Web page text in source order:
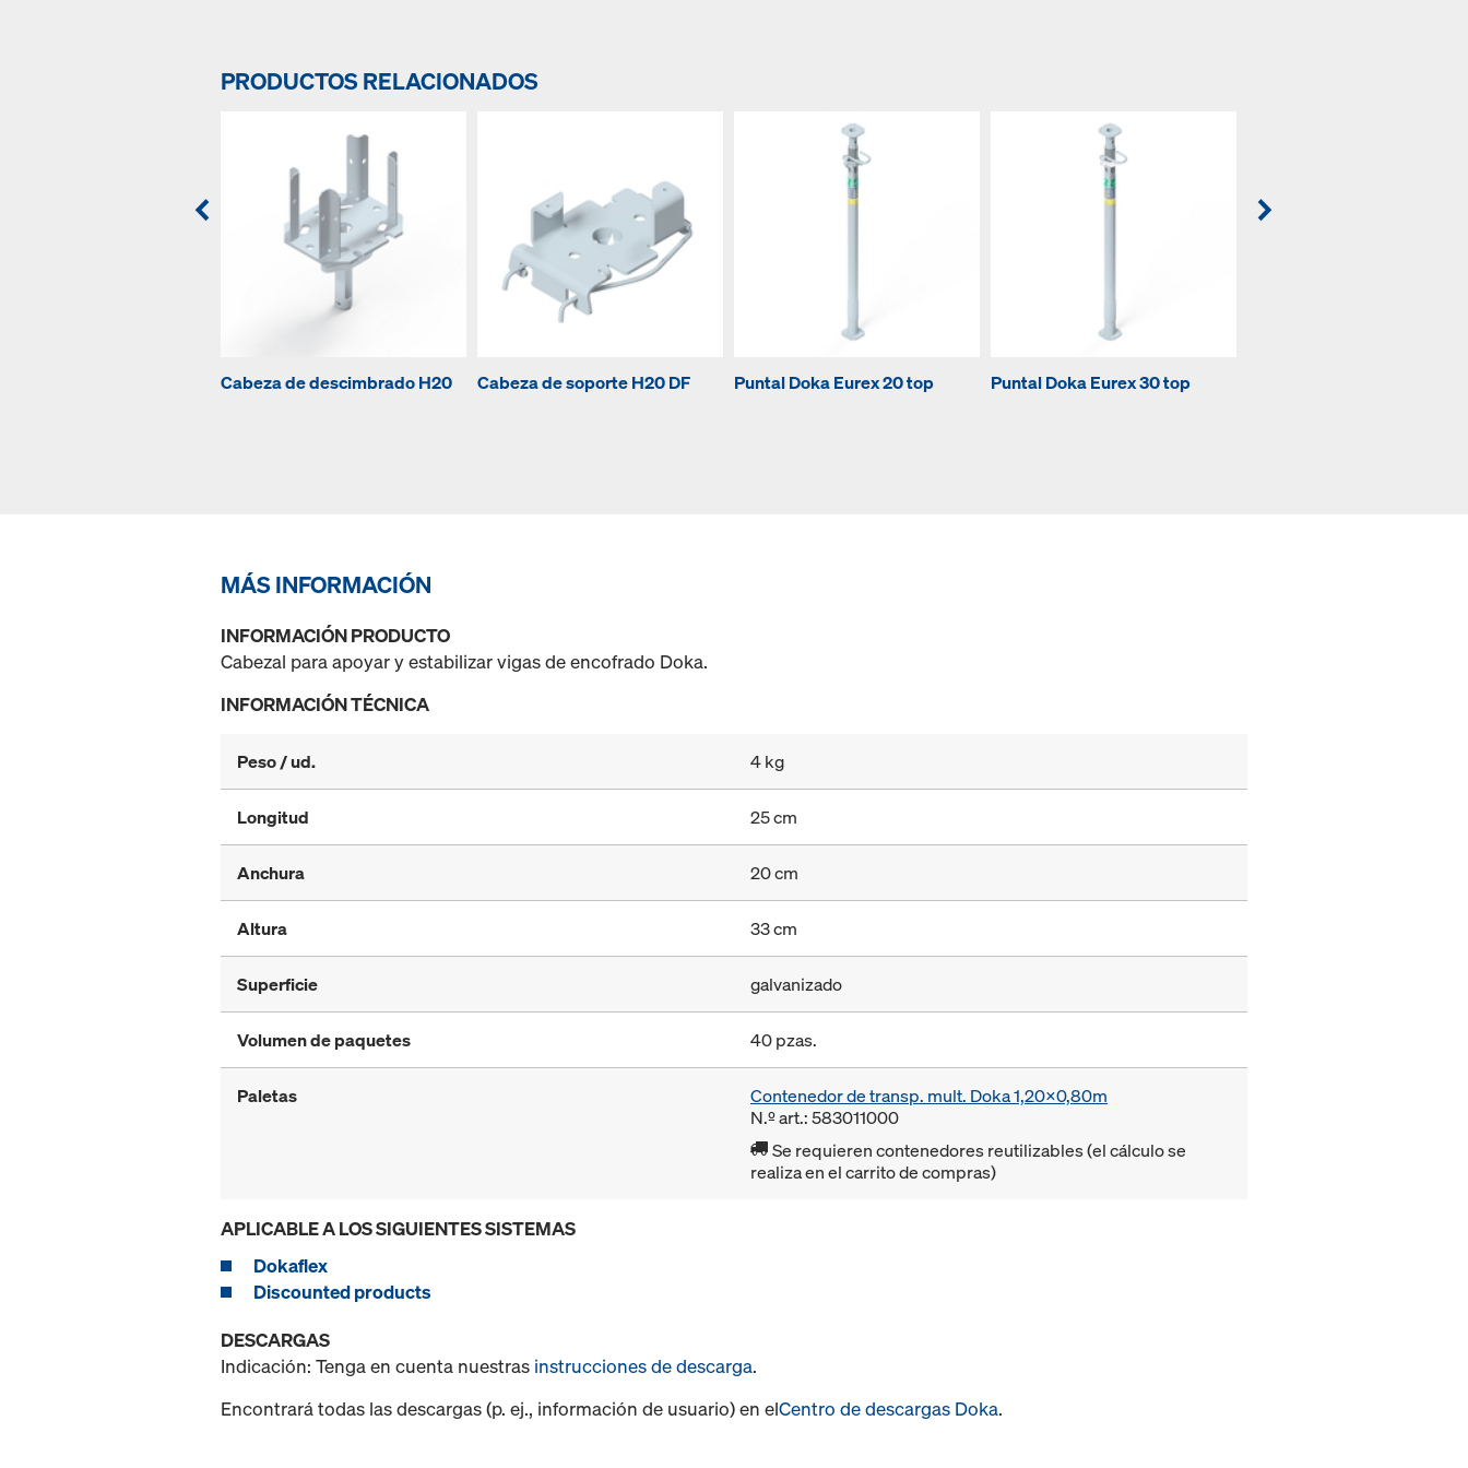
PRODUCTOS RELACIONADOS
Cabeza de descimbrado H20 Cabeza de soporte H20 DF Puntal Doka Eurex 20 top Puntal Doka Eurex 30 top
MÁS INFORMACIÓN
INFORMACIÓN PRODUCTO
Cabezal para apoyar y estabilizar vigas de encofrado Doka.
INFORMACIÓN TÉCNICA
Peso / ud. 4 kg
Longitud 25 cm
Anchura 20 cm
Altura 33 cm
Superficie galvanizado
Volumen de paquetes 40 pzas.
Paletas
Contenedor de transp. mult. Doka 1,20x0,80m
N.º art.: 583011000
Se requieren contenedores reutilizables (el cálculo se
realiza en el carrito de compras)
APLICABLE A LOS SIGUIENTES SISTEMAS
Dokaflex
Discounted products
DESCARGAS
Indicación: Tenga en cuenta nuestras instrucciones de descarga.
Encontrará todas las descargas (p. ej., información de usuario) en elCentro de descargas Doka.